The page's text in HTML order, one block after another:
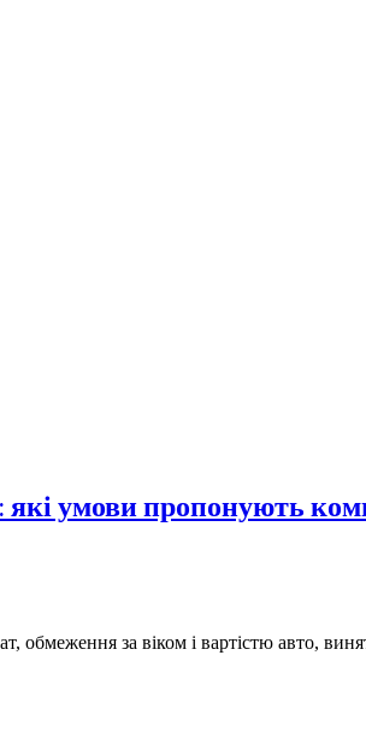
які умови пропонують
обмеження за віком і вартістю авто,